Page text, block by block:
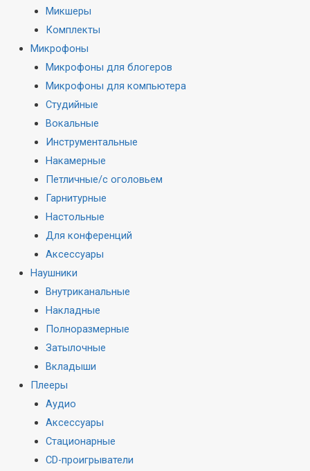
Микшеры
Комплекты
Микрофоны
Микрофоны для блогеров
Микрофоны для компьютера
Студийные
Вокальные
Инструментальные
Накамерные
Петличные/с оголовьем
Гарнитурные
Настольные
Для конференций
Аксессуары
Наушники
Внутриканальные
Накладные
Полноразмерные
Затылочные
Вкладыши
Плееры
Аудио
Аксессуары
Стационарные
CD-проигрыватели